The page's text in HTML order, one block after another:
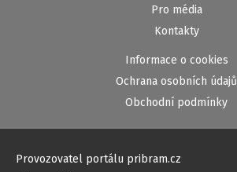
Pro média
Kontakty
Informace o cookies
Ochrana osobních údajů
Obchodní podmínky
Provozovatel portálu pribram.cz